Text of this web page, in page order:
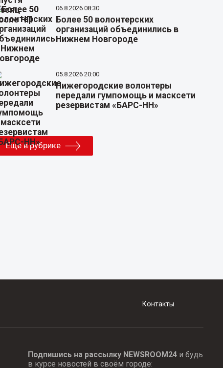
06.8.2026 08:30
Более 50 волонтерских
организаций объединились в
Нижнем Новгороде
05.8.2026 20:00
Нижегородские волонтеры
передали гумпомощь и масксети
резервистам «БАРС-НН»
Еще в рубрике
Контакты
Подпишись на рассылку NEWSROOM24и будь
в курсе новостей в своём городе: